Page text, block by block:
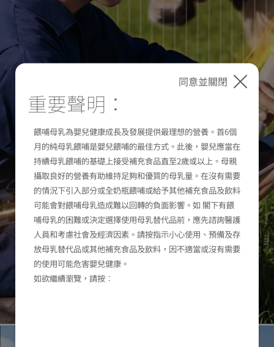
同意並關閉
重要聲明：
餵哺母乳為嬰兒健康成長及發展提供最理想的營養。首6個
月的純母乳餵哺是嬰兒餵哺的最佳方式。此後，嬰兒應當在
持續母乳餵哺的基礎上接受補充食品直至2歲或以上。母親
攝取良好的營養有助維持足夠和優質的母乳量。在沒有需要
的情況下引入部分或全奶瓶餵哺或給予其他補充食品及飲料
可能會對餵哺母乳造成難以回轉的負面影響。如 閣下有餵
哺母乳的困難或決定選擇使用母乳替代品前，應先諮詢醫護
人員和考慮社會及經濟因素。請按指示小心使用、預備及存
放母乳替代品或其他補充食品及飲料，因不適當或沒有需要
的使用可能危害嬰兒健康。
如欲繼續瀏覽，請按︰